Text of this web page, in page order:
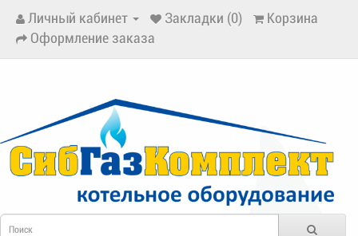
Личный кабинет Закладки (0)
Корзина
Оформление заказа